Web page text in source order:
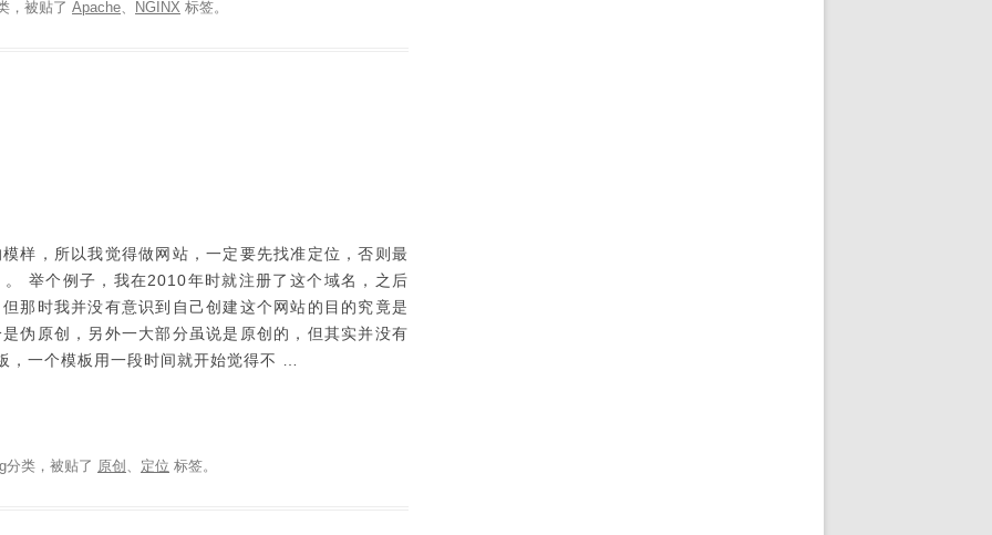
，被贴了 Apache、 NGINX 标签。
样，所以我觉得做网站，一定要先找准定位，否则最
举个例子，我在2010年时就注册了这个域名，之后
那时我并没有意识到自己创建这个网站的目的究竟是
伪原创，另外一大部分虽说是原创的，但其实并没有
，一个模板用一段时间就开始觉得不 …
分类，被贴了 原创 、 定位 标签。